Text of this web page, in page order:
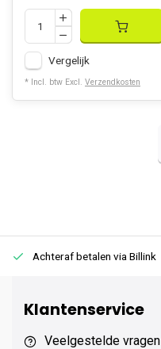
Vergelijk
* Incl. btw Excl. Verzendkosten
Achteraf betalen via Billink
Klantenservice
Veelgestelde vragen